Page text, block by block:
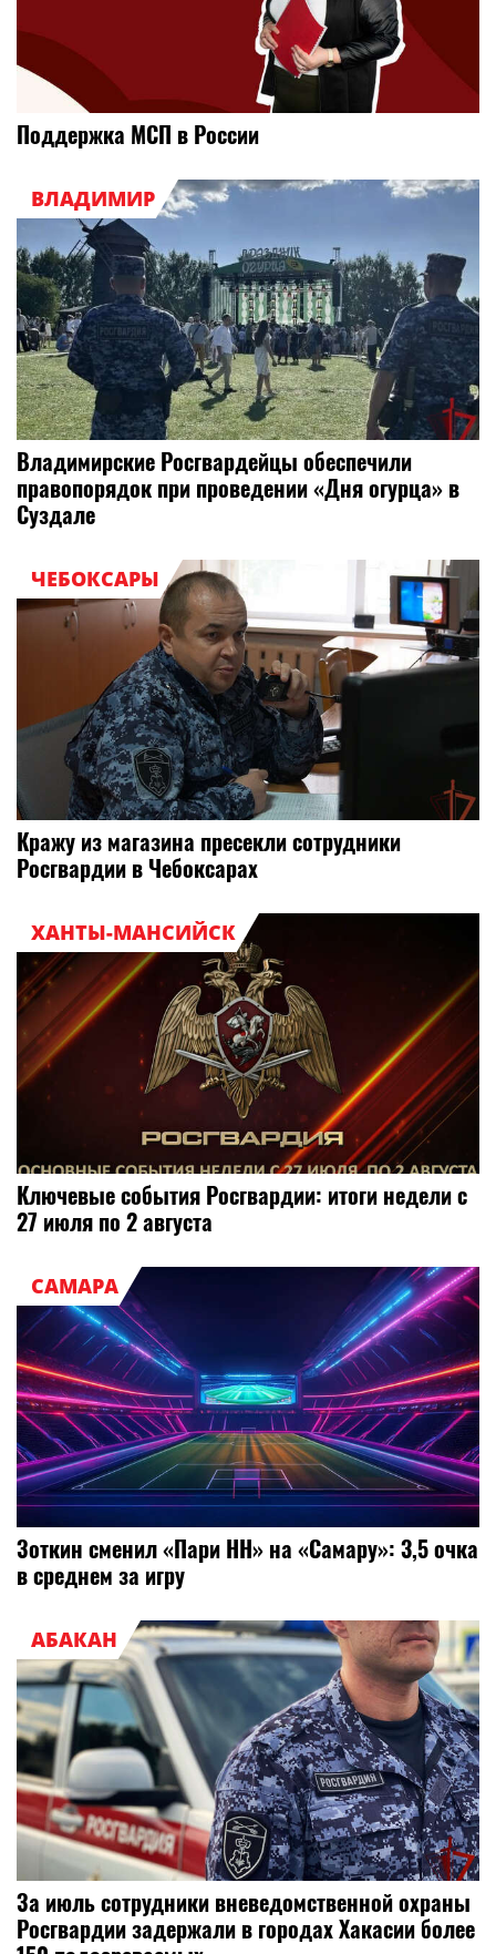
Поддержка МСП в России
ВЛАДИМИР
Владимирские Росгвардейцы обеспечили
правопорядок при проведении «Дня огурца» в
Суздале
ЧЕБОКСАРЫ
Кражу из магазина пресекли сотрудники
Росгвардии в Чебоксарах
ХАНТЫ-МАНСИЙСК
Ключевые события Росгвардии: итоги недели с
27 июля по 2 августа
САМАРА
Зоткин сменил «Пари НН» на «Самару»: 3,5 очка
в среднем за игру
АБАКАН
За июль сотрудники вневедомственной охраны
Росгвардии задержали в городах Хакасии более